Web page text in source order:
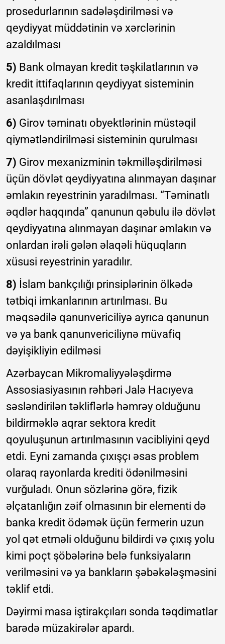
prosedurlarının sadələşdirilməsi və
qeydiyyat müddətinin və xərclərinin
azaldılması
5) Bank olmayan kredit təşkilatlarının və
kredit ittifaqlarının qeydiyyat sisteminin
asanlaşdırılması
6) Girov təminatı obyektlərinin müstəqil
qiymətləndirilməsi sisteminin qurulması
7) Girov mexanizminin təkmilləşdirilməsi
üçün dövlət qeydiyyatına alınmayan daşınar
əmlakın reyestrinin yaradılması. “Təminatlı
əqdlər haqqında” qanunun qəbulu ilə dövlət
qeydiyyatına alınmayan daşınar əmlakın və
onlardan irəli gələn əlaqəli hüquqların
xüsusi reyestrinin yaradılır.
8) İslam bankçılığı prinsiplərinin ölkədə
tətbiqi imkanlarının artırılması. Bu
məqsədilə qanunvericiliyə ayrıca qanunun
və ya bank qanunvericiliynə müvafiq
dəyişikliyin edilməsi
Azərbaycan Mikromaliyyələşdirmə
Assosiasiyasının rəhbəri Jalə Hacıyeva
səsləndirilən təkliflərlə həmrəy olduğunu
bildirməklə aqrar sektora kredit
qoyuluşunun artırılmasının vacibliyini qeyd
etdi. Eyni zamanda çıxışçı əsas problem
olaraq rayonlarda krediti ödənilməsini
vurğuladı. Onun sözlərinə görə, fizik
əlçatanlığın zəif olmasının bir elementi də
banka kredit ödəmək üçün fermerin uzun
yol qət etməli olduğunu bildirdi və çıxış yolu
kimi poçt şöbələrinə belə funksiyaların
verilməsini və ya bankların şəbəkələşməsini
təklif etdi.
Dəyirmi masa iştirakçıları sonda təqdimatlar
barədə müzakirələr apardı.